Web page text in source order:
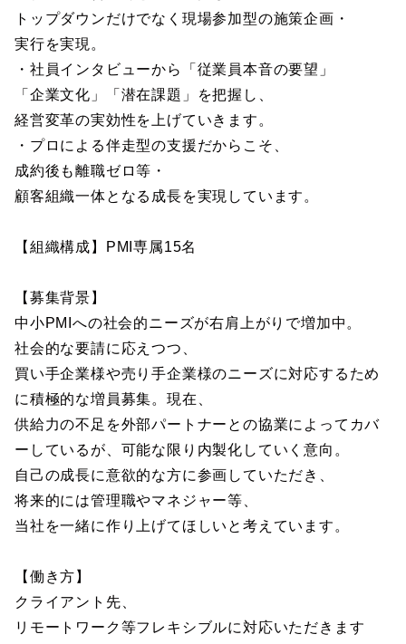
トップダウンだけでなく現場参加型の施策企画・
実行を実現。
・社員インタビューから「従業員本音の要望」
「企業文化」「潜在課題」を把握し、
経営変革の実効性を上げていきます。
・プロによる伴走型の支援だからこそ、
成約後も離職ゼロ等・
顧客組織一体となる成長を実現しています。
【組織構成】PMI専属15名
【募集背景】
中小PMIへの社会的ニーズが右肩上がりで増加中。
社会的な要請に応えつつ、
買い手企業様や売り手企業様のニーズに対応するため
に積極的な増員募集。現在、
供給力の不足を外部パートナーとの協業によってカバ
ーしているが、可能な限り内製化していく意向。
自己の成長に意欲的な方に参画していただき、
将来的には管理職やマネジャー等、
当社を一緒に作り上げてほしいと考えています。
【働き方】
クライアント先、
リモートワーク等フレキシブルに対応いただきます